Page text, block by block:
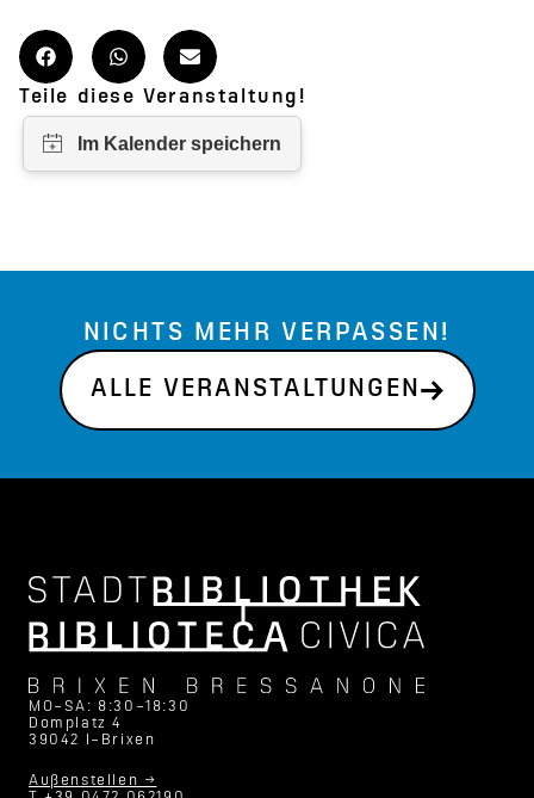
Teile diese Veranstaltung!
NICHTS MEHR VERPASSEN!
ALLE VERANSTALTUNGEN
MO–SA: 8:30–18:30
Domplatz 4
39042 I–Brixen
Außenstellen →